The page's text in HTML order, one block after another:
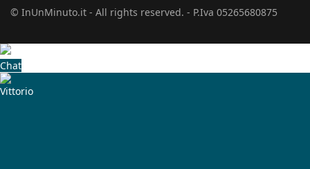
© InUnMinuto.it - All rights reserved. - P.Iva 05265680875
Chat
Vittorio